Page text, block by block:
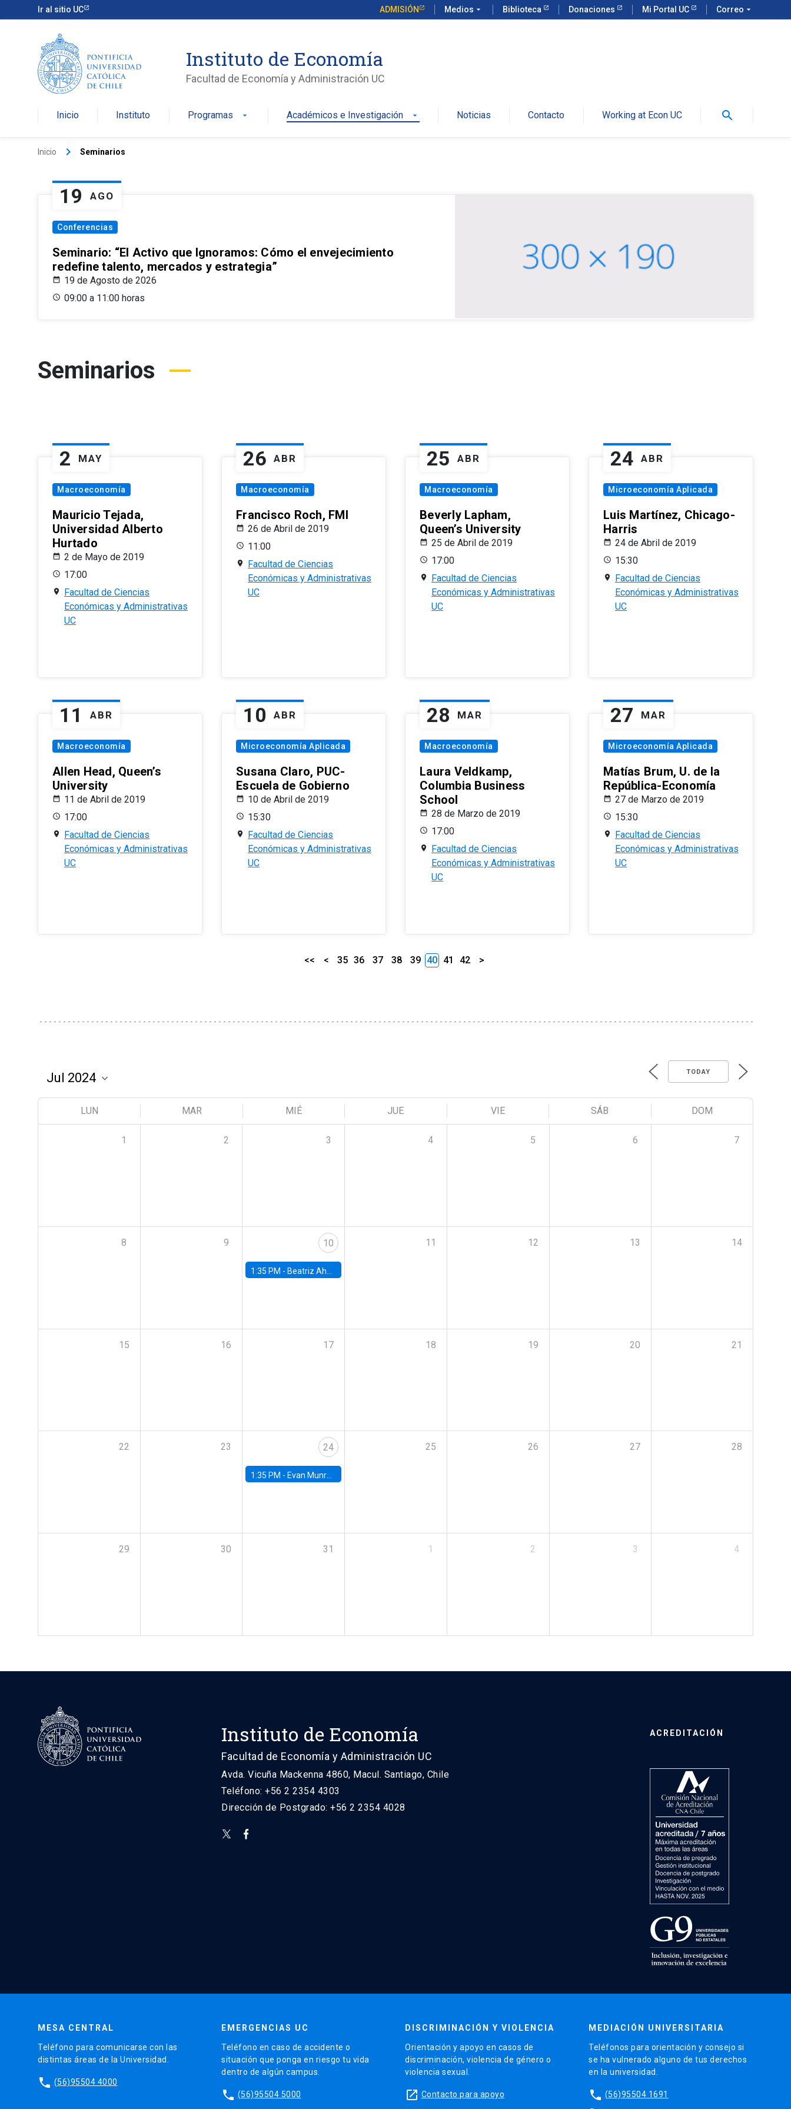
Ir al sitio UC ADMISIÓN Medios arrow_drop_down Biblioteca Donaciones Mi Portal UC Correo arrow_drop_down
Instituto de Economía
Facultad de Economía y Administración UC
Inicio Instituto Programas arrow_drop_down Académicos e Investigación arrow_drop_down Noticias Contacto Working at Econ UC search
Inicio keyboard_arrow_right Seminarios
19 AGO
Conferencias
Seminario: “El Activo que Ignoramos: Cómo el envejecimiento
redefine talento, mercados y estrategia”
19 de Agosto de 2026
09:00 a 11:00 horas
Seminarios
2 MAY
Macroeconomía
Mauricio Tejada,
Universidad Alberto
Hurtado
2 de Mayo de 2019
17:00
Facultad de Ciencias
Económicas y Administrativas
UC
26 ABR
Macroeconomía
Francisco Roch, FMI
26 de Abril de 2019
11:00
Facultad de Ciencias
Económicas y Administrativas
UC
25 ABR
Macroeconomía
Beverly Lapham,
Queen’s University
25 de Abril de 2019
17:00
Facultad de Ciencias
Económicas y Administrativas
UC
24 ABR
Microeconomía Aplicada
Luis Martínez, Chicago-
Harris
24 de Abril de 2019
15:30
Facultad de Ciencias
Económicas y Administrativas
UC
11 ABR
Macroeconomía
Allen Head, Queen’s
University
11 de Abril de 2019
17:00
Facultad de Ciencias
Económicas y Administrativas
UC
10 ABR
Microeconomía Aplicada
Susana Claro, PUC-
Escuela de Gobierno
10 de Abril de 2019
15:30
Facultad de Ciencias
Económicas y Administrativas
UC
28 MAR
Macroeconomía
Laura Veldkamp,
Columbia Business
School
28 de Marzo de 2019
17:00
Facultad de Ciencias
Económicas y Administrativas
UC
27 MAR
Microeconomía Aplicada
Matías Brum, U. de la
República-Economía
27 de Marzo de 2019
15:30
Facultad de Ciencias
Económicas y Administrativas
UC
<< < 35 36 37 38 39 40 41 42 >
TODAY
LUN MAR MIÉ JUE VIE SÁB DOM
1 2 3 4 5 6 7
8 9 10
1:35 PM - Beatriz Ahumada, PhD candidate, Universidad de Pittsburgh
11 12 13 14
15 16 17 18 19 20 21
22 23 24
1:35 PM - Evan Munro, Neyman Visiting Assistant Professor in the Department of Statistics at UC Berkeley
25 26 27 28
29 30 31 1 2 3 4
Instituto de Economía
Facultad de Economía y Administración UC
Avda. Vicuña Mackenna 4860, Macul. Santiago, Chile
Teléfono: +56 2 2354 4303
Dirección de Postgrado: +56 2 2354 4028
ACREDITACIÓN
MESA CENTRAL
Teléfono para comunicarse con las
distintas áreas de la Universidad.
phone (56)95504 4000
EMERGENCIAS UC
Teléfono en caso de accidente o
situación que ponga en riesgo tu vida
dentro de algún campus.
phone (56)95504 5000
DISCRIMINACIÓN Y VIOLENCIA
Orientación y apoyo en casos de
discriminación, violencia de género o
violencia sexual.
launch Contacto para apoyo
MEDIACIÓN UNIVERSITARIA
Teléfonos para orientación y consejo si
se ha vulnerado alguno de tus derechos
en la universidad.
phone (56)95504 1691